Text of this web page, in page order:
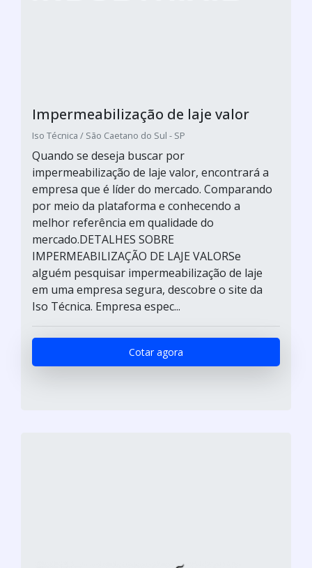
Impermeabilização de laje valor
Iso Técnica / São Caetano do Sul - SP
Quando se deseja buscar por
impermeabilização de laje valor, encontrará a
empresa que é líder do mercado. Comparando
por meio da plataforma e conhecendo a
melhor referência em qualidade do
mercado.DETALHES SOBRE
IMPERMEABILIZAÇÃO DE LAJE VALORSe
alguém pesquisar impermeabilização de laje
em uma empresa segura, descobre o site da
Iso Técnica. Empresa espec...
Cotar agora